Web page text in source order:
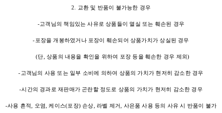
2. 교환 및 반품이 불가능한 경우
-고객님의 책임있는 사유로 상품들이 멸실 또는 훼손된 경우
-포장을 개봉하였거나 포장이 훼손되어 상품가치가 상실된 경우
(단, 상품의 내용을 확인을 위하여 포장 등을 훼손한 경우 제외)
-고객님의 사용 또는 일부 소비에 의하여 상품의 가치가 현저히 감소한 경우
-시간의 경과로 재판매가 곤란할 정도로 상품의 가치가 현저히 감소한 경우
-사용 흔적, 오염, 케이스(포장) 손상, 라벨 제거, 사은품 사용 등의 사유 시 반품이 불가